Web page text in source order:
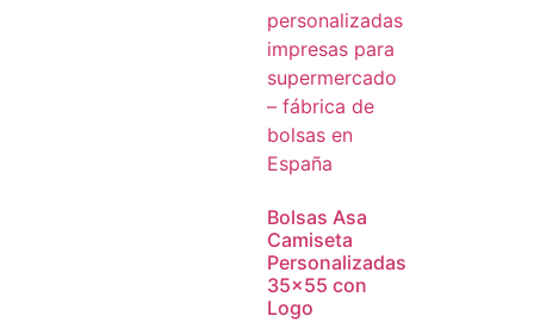
Bolsas Asa
Camiseta
Personalizadas
35×55 con
Logo